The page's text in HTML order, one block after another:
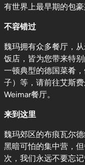
有世界上最早期的包豪
不容错过
魏玛拥有众多餐厅，
饭店，皆为您带来特
一顿典型的德国菜肴
子）等，请前往艾斯
Weimar餐厅。
来到这里
魏玛郊区的布痕瓦尔
黑暗可怕的集中营，
次，我们永远不要忘